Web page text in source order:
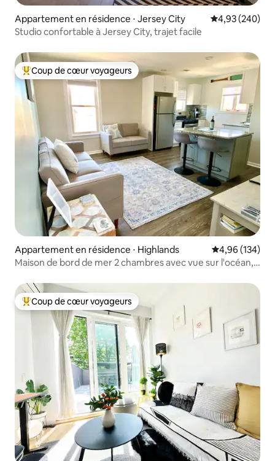
Appartement en résidence ⋅ Jersey City Évaluation
4,93 (240)
Studio confortable à Jersey City, trajet facile
Coups de cœur voyageurs les plus appréciés
Coup de cœur voyageurs
Appartement en résidence ⋅ Highlands Évaluation
4,96 (134)
Maison de bord de mer 2 chambres avec vue sur l'océan, à
Coups de cœur voyageurs les plus appréciés
Coup de cœur voyageurs